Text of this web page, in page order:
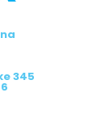
345